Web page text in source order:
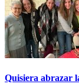
Quisiera abrazar